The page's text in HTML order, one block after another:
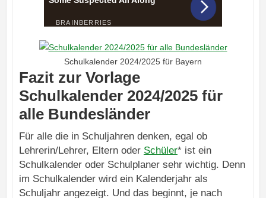
Schulkalender 2024/2025 für Bayern
Fazit zur Vorlage
Schulkalender 2024/2025 für
alle Bundesländer
Für alle die in Schuljahren denken, egal ob
Lehrerin/Lehrer, Eltern oder Schüler* ist ein
Schulkalender oder Schulplaner sehr wichtig. Denn
im Schulkalender wird ein Kalenderjahr als
Schuljahr angezeigt. Und das beginnt, je nach